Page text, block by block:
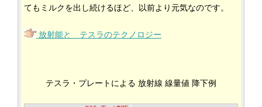
てもミルクを出し続けるほど、以前より元気なのです。
放射能と テスラのテクノロジー
テスラ・プレートによる 放射線 線量値 降下例